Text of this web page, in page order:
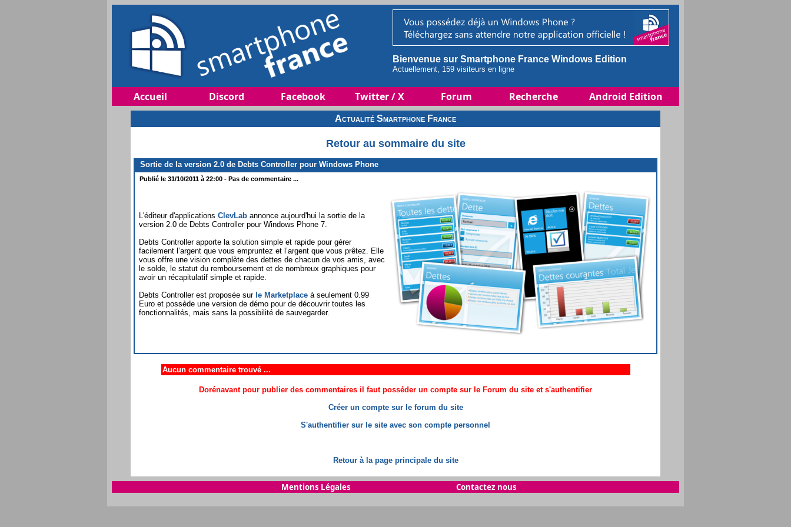
Bienvenue sur Smartphone France Windows Edition
Actuellement, 159 visiteurs en ligne
Accueil Discord Facebook Twitter / X Forum Recherche Android Edition
Actualité Smartphone France
Retour au sommaire du site
Sortie de la version 2.0 de Debts Controller pour Windows Phone
Publié le 31/10/2011 à 22:00 - Pas de commentaire ...
L'éditeur d'applications ClevLab annonce aujourd'hui la sortie de la
version 2.0 de Debts Controller pour Windows Phone 7.
Debts Controller apporte la solution simple et rapide pour gérer
facilement l’argent que vous empruntez et l’argent que vous prêtez. Elle
vous offre une vision complète des dettes de chacun de vos amis, avec
le solde, le statut du remboursement et de nombreux graphiques pour
avoir un récapitulatif simple et rapide.
Debts Controller est proposée sur le Marketplace à seulement 0.99
Euro et possède une version de démo pour de découvrir toutes les
fonctionnalités, mais sans la possibilité de sauvegarder.
Aucun commentaire trouvé ...
Dorénavant pour publier des commentaires il faut posséder un compte sur le Forum du site et s'authentifier
Créer un compte sur le forum du site
S'authentifier sur le site avec son compte personnel
Retour à la page principale du site
Mentions Légales Contactez nous